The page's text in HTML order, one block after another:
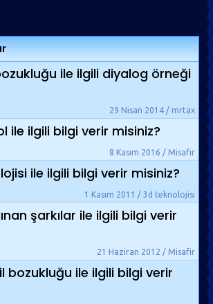
ile ilgili diyalog örneği
29 Nisan 2014 / mrtax
ile ilgili bilgi verir misiniz?
8 Kasım 2016 / Misafir
ile ilgili bilgi verir misiniz?
1 Kasım 2011 / 3d teknolojisi
şarkılar ile ilgili bilgi verir
21 Haziran 2012 / Misafir
bozukluğu ile ilgili bilgi verir